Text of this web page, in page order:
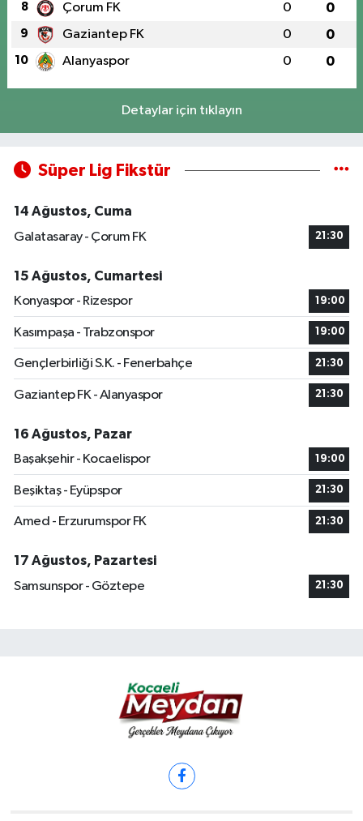
8 Çorum FK 0 0
9 Gaziantep FK 0 0
10 Alanyaspor 0 0
Detaylar için tıklayın
Süper Lig Fikstür
14 Ağustos, Cuma
Galatasaray - Çorum FK
21:30
15 Ağustos, Cumartesi
Konyaspor - Rizespor
19:00
Kasımpaşa - Trabzonspor 19:00
Gençlerbirliği S.K. - Fenerbahçe 21:30
Gaziantep FK - Alanyaspor 21:30
16 Ağustos, Pazar
Başakşehir - Kocaelispor
19:00
Beşiktaş - Eyüpspor 21:30
Amed - Erzurumspor FK 21:30
17 Ağustos, Pazartesi
Samsunspor - Göztepe
21:30